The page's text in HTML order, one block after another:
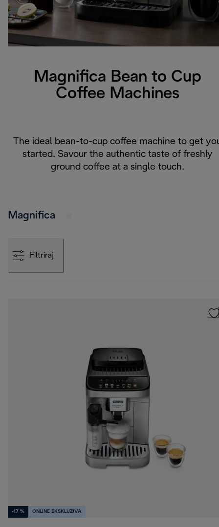
Magnifica Bean to Cup
Coffee Machines
The ideal bean-to-cup coffee machine to get
started. Savour the authentic taste of freshly
ground coffee at a single touch.
Magnifica
Filtriraj
-17 % ONLINE EKSKLUZIVA